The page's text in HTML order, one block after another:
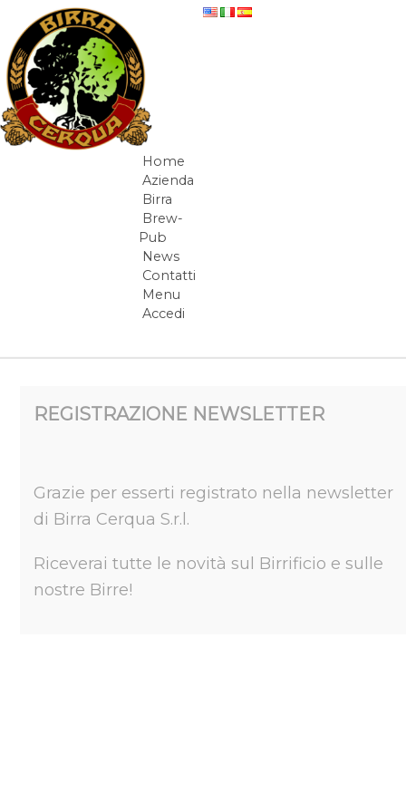
Salta al contenuto
Navigazione
Home
Azienda
Birra
Brew-
Pub
News
Contatti
Menu
Accedi
Elementi Navigazione
REGISTRAZIONE NEWSLETTER
Grazie per esserti registrato nella newsletter
di Birra Cerqua S.r.l.
Riceverai tutte le novità sul Birrificio e sulle
nostre Birre!